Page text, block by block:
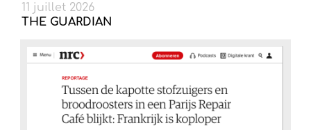
11 juillet 2026
THE GUARDIAN